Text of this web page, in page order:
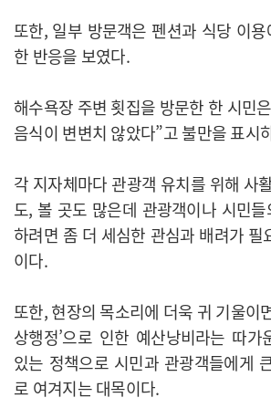
또한, 일부 방문객은 펜션과 식당 이
한 반응을 보였다.
해수욕장 주변 횟집을 방문한 한 시민
음식이 변변치 않았다”고 불만을 표시
각 지자체마다 관광객 유치를 위해 사
도, 볼 곳도 많은데 관광객이나 시민
하려면 좀 더 세심한 관심과 배려가 필
이다.
또한, 현장의 목소리에 더욱 귀 기울이
상행정’으로 인한 예산낭비라는 따
있는 정책으로 시민과 관광객들에게
로 여겨지는 대목이다.